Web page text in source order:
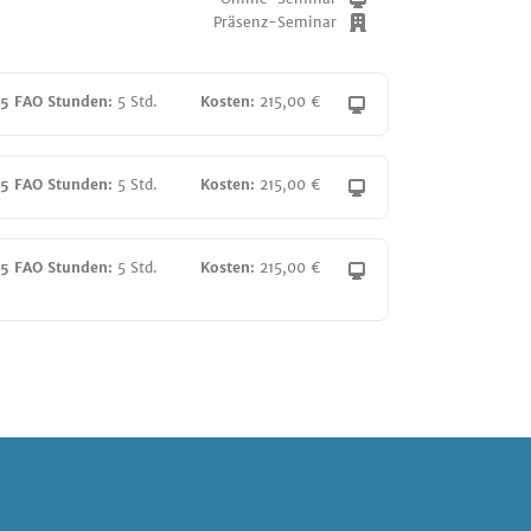
Präsenz-Seminar
FAO Stunden: 5 Std. Kosten: 215,00 €
FAO Stunden: 5 Std. Kosten: 215,00 €
FAO Stunden: 5 Std. Kosten: 215,00 €